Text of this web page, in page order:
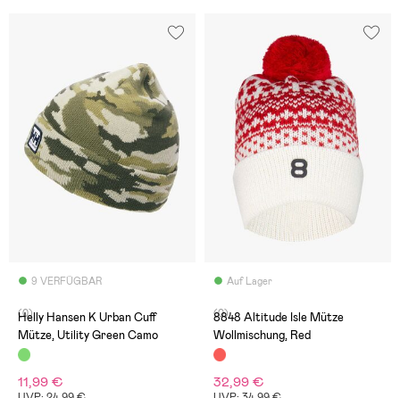
9 VERFÜGBAR
(0)
Helly Hansen K Urban Cuff
Mütze, Utility Green Camo
11,99 €
Auf Lager
(0)
8848 Altitude Isle Mütze
Wollmischung, Red
32,99 €